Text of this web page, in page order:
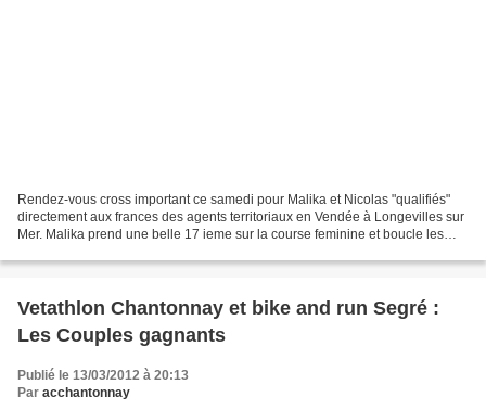
Rendez-vous cross important ce samedi pour Malika et Nicolas "qualifiés"
directement aux frances des agents territoriaux en Vendée à Longevilles sur
Mer. Malika prend une belle 17 ieme sur la course feminine et boucle les
Vetathlon Chantonnay et bike and run Segré :
Les Couples gagnants
Publié le 13/03/2012 à 20:13
Par acchantonnay